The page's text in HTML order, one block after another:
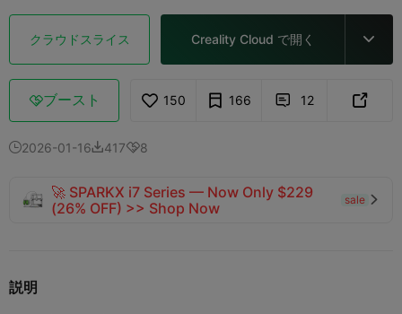
クラウドスライス Creality Cloud で開く 
ブースト 150 166  12 
2026-01-164178
🚀 SPARKX i7 Series — Now Only $229
(26% OFF) >> Shop Now
sale 
説明